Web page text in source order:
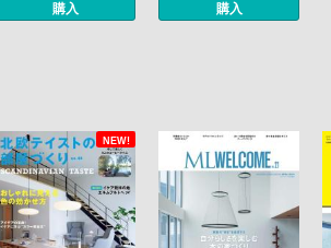
購入 購入
NEW!